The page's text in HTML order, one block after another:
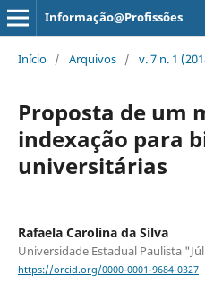
Informação@Profissões
Início / Arquivos / v. 7 n. 1
Proposta de um
indexação para
universitárias
Rafaela Carolina da Silva
Universidade Estadual Paulista
https://orcid.org/0000-0001-9684-0327